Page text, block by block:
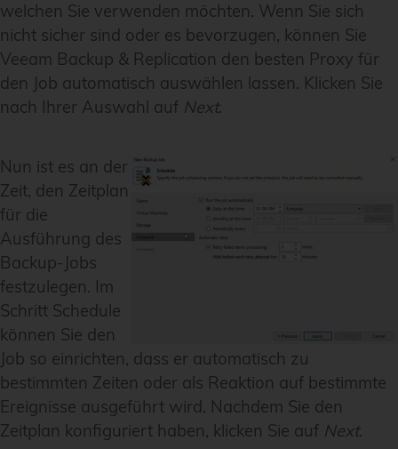
welchen Sie verwenden möchten. Wenn Sie sich
nicht sicher sind oder es bevorzugen, können Sie
Veeam Backup & Replication den besten Proxy für
den Job automatisch auswählen lassen. Klicken Sie
nach Ihrer Auswahl auf Next.
Nun ist es an der
Zeit, den Zeitplan
für die
Ausführung des
Backup-Jobs
festzulegen. Im
Schritt Schedule
können Sie den
Job so einrichten, dass er automatisch zu
bestimmten Zeiten oder als Reaktion auf bestimmte
Ereignisse ausgeführt wird. Nachdem Sie den
Zeitplan konfiguriert haben, klicken Sie auf Next.